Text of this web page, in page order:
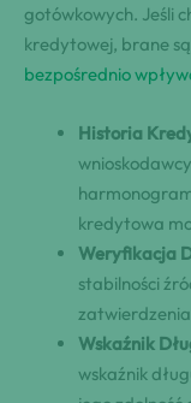
gotówkowych. Jeśli
kredytowej, brane
bezpośrednio
Historia
kredytowa
Weryfikacja
stabilności
Wskaźnik
wskaźnik